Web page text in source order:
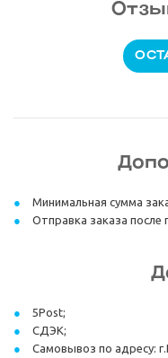
Минимальная сумма
Отправка заказа после
5Post;
СДЭК;
Самовывоз по адресу: